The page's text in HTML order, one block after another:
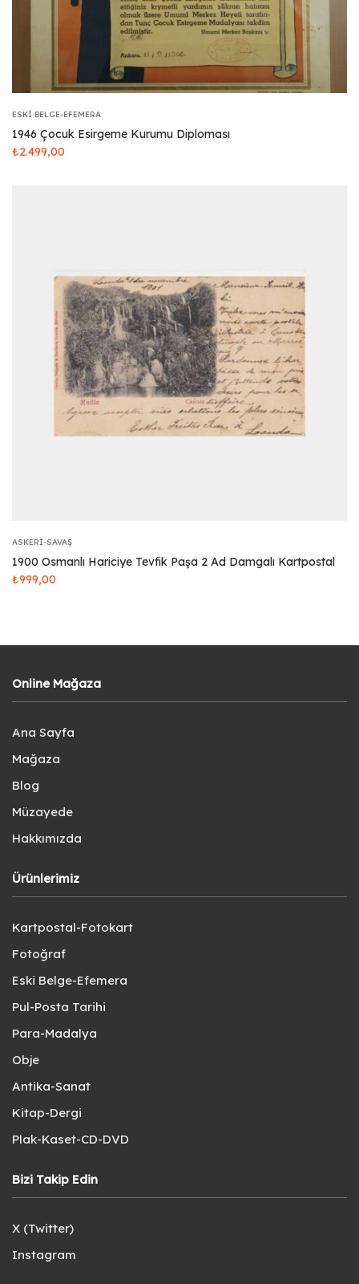
ESKI BELGE-EFEMERA
1946 Çocuk Esirgeme Kurumu Diploması
₺2.499,00
ASKERI-SAVAŞ
1900 Osmanlı Hariciye Tevfik Paşa 2 Ad Damgalı Kartpostal
₺999,00
Online Mağaza
Ana Sayfa
Mağaza
Blog
Müzayede
Hakkımızda
Ürünlerimiz
Kartpostal-Fotokart
Fotoğraf
Eski Belge-Efemera
Pul-Posta Tarihi
Para-Madalya
Obje
Antika-Sanat
Kitap-Dergi
Plak-Kaset-CD-DVD
Bizi Takip Edin
X (Twitter)
Instagram